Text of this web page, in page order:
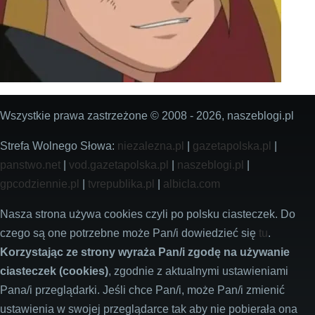
Wszystkie prawa zastrzeżone © 2008 - 2026, naszeblogi.pl
Strefa Wolnego Słowa: niezalezna.pl gazetapolska.pl
panstwo.net
vod.gazetapolska.pl naszeblogi.pl
gpcodziennie.pl
tvrepublika.pl albicla.com
Nasza strona używa cookies czyli po polsku ciasteczek. Do
czego są one potrzebne może Pan/i dowiedzieć się tu.
Korzystając ze strony wyraża Pan/i zgodę na używanie
ciasteczek (cookies), zgodnie z aktualnymi ustawieniami
Pana/i przeglądarki. Jeśli chce Pan/i, może Pan/i zmienić
ustawienia w swojej przeglądarce tak aby nie pobierała ona